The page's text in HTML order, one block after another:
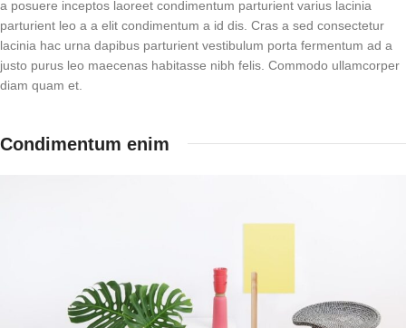
a posuere inceptos laoreet condimentum parturient varius lacinia
parturient leo a a elit condimentum a id dis. Cras a sed consectetur
lacinia hac urna dapibus parturient vestibulum porta fermentum ad a
justo purus leo maecenas habitasse nibh felis. Commodo ullamcorper
diam quam et.
Condimentum enim